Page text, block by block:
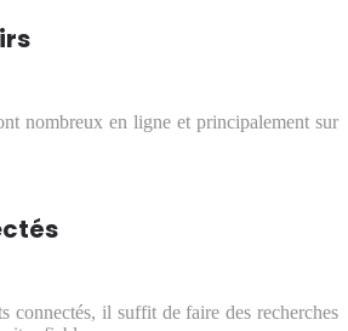
nombreux en ligne et principalement sur
connectés, il suffit de faire des recherches